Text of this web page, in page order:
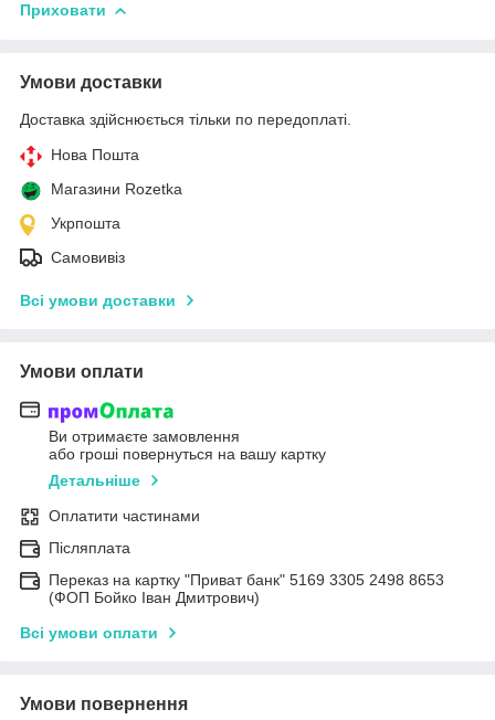
Приховати
Умови доставки
Доставка здійснюється тільки по передоплаті.
Нова Пошта
Магазини Rozetka
Укрпошта
Самовивіз
Всі умови доставки
Умови оплати
Ви отримаєте замовлення
або гроші повернуться на вашу картку
Детальніше
Оплатити частинами
Післяплата
Переказ на картку "Приват банк" 5169 3305 2498 8653
(ФОП Бойко Іван Дмитрович)
Всі умови оплати
Умови повернення